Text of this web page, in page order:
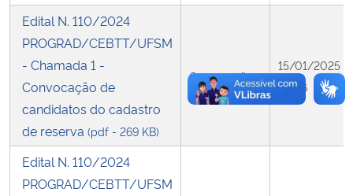
Edital N. 110/2024
PROGRAD/CEBTT/UFSM
- Chamada 1 -
Convocação de
candidatos do cadastro
de reserva (pdf - 269 KB)
Convocação
15/01/2025
08:46
Edital N. 110/2024
PROGRAD/CEBTT/UFSM